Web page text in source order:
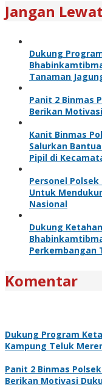
Jangan
Dukung
Tanaman
Panit 2 Binmas
Berikan
Kanit Binmas
Salurkan
Pipil di
Personel
Untuk
Nasional
Dukung
Perkembangan
Komentar
Dukung Program
Kampung Teluk
Panit 2 Binmas
Berikan Motivasi